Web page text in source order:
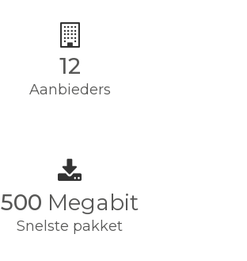
12
Aanbieders
500 Megabit
Snelste pakket